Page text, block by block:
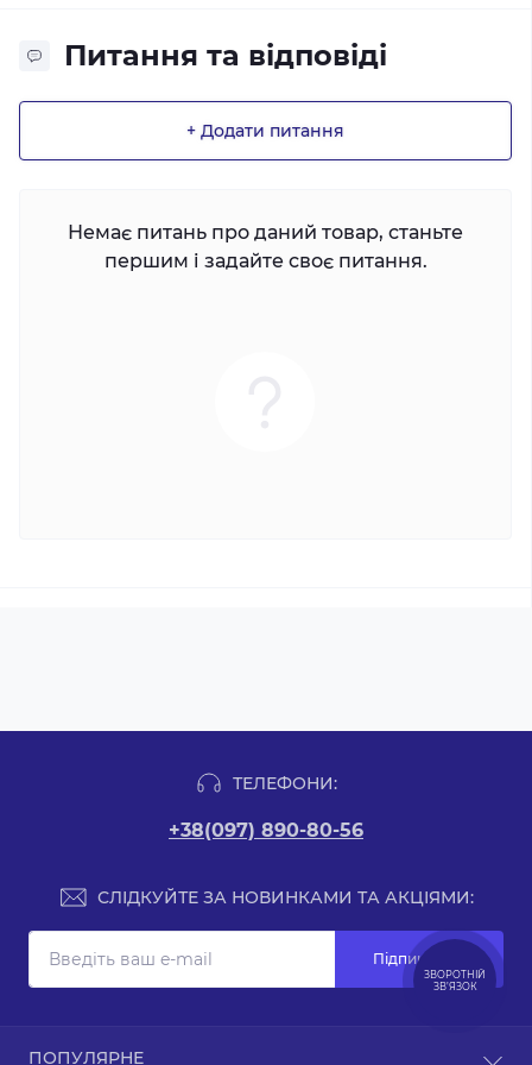
Питання та відповіді
+ Додати питання
Немає питань про даний товар, станьте
першим і задайте своє питання.
ТЕЛЕФОНИ:
+38(097) 890-80-56
СЛІДКУЙТЕ ЗА НОВИНКАМИ ТА АКЦІЯМИ:
Підпишіться
ПОПУЛЯРНЕ
ЗВОРОТНІЙ
ЗВ’ЯЗОК